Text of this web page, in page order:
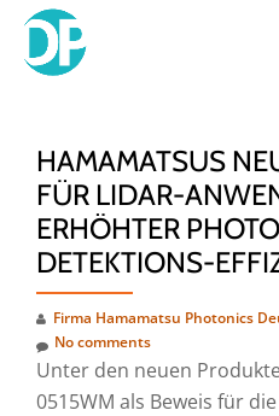
Skip
HAMAMATSUS
FÜR LIDAR-
ERHÖHTER
DETEKTIONS-
Firma Hamamatsu Photonics
No comments
Unter den neuen
0515WM als Beweis für